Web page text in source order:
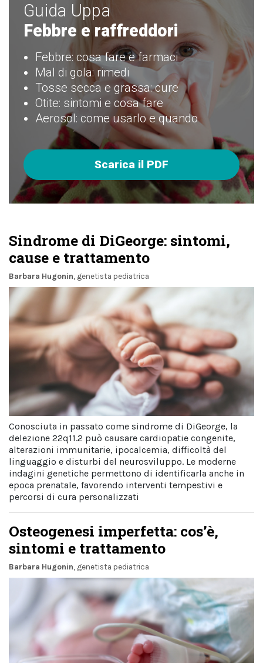
Guida Uppa
Febbre e raffreddori
Febbre: cosa fare e farmaci
Mal di gola: rimedi
Tosse secca e grassa: cure
Otite: sintomi e cosa fare
Aerosol: come usarlo e quando
Scarica il PDF
Sindrome di DiGeorge: sintomi,
cause e trattamento
Barbara Hugonin, genetista pediatrica
Conosciuta in passato come sindrome di DiGeorge, la
delezione 22q11.2 può causare cardiopatie congenite,
alterazioni immunitarie, ipocalcemia, difficoltà del
linguaggio e disturbi del neurosviluppo. Le moderne
indagini genetiche permettono di identificarla anche in
epoca prenatale, favorendo interventi tempestivi e
percorsi di cura personalizzati
Osteogenesi imperfetta: cos’è,
sintomi e trattamento
Barbara Hugonin, genetista pediatrica